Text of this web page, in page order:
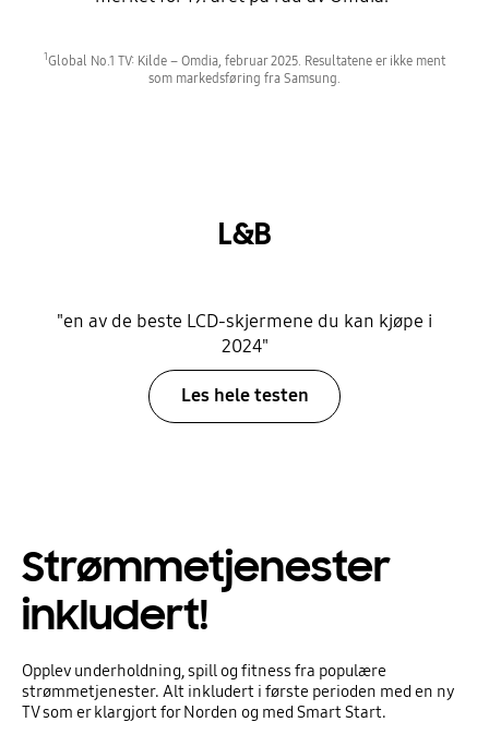
1Global No.1 TV: Kilde – Omdia, februar 2025. Resultatene er ikke ment
som markedsføring fra Samsung.
L&B
"en av de beste LCD-skjermene du kan kjøpe i
2024"
Les hele testen
Strømmetjenester
inkludert!
Opplev underholdning, spill og fitness fra populære
strømmetjenester. Alt inkludert i første perioden med en ny
TV som er klargjort for Norden og med Smart Start.